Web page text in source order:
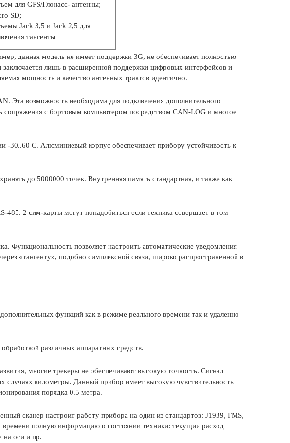
для GPS/Глонасс- антенны;
SD;
Jack 3,5 и Jack 2,5 для
тангенты
данная модель не имеет поддержки 3G, не обеспечивает полностью
лишь в расширенной поддержки цифровых интерфейсов и
мощность и качество антенных трактов идентично.
Эта возможность необходима для подключения дополнительного
сопряжения с бортовым компьютером посредством CAN-LOG и многое
-30..60 С. Алюминиевый корпус обеспечивает прибору устойчивость к
до 5000000 точек. Внутренняя память стандартная, и также как
2 сим-карты могут понадобиться если техника совершает в том
позволяет настроить автоматические уведомления
«тангенту», подобно симплексной связи, широко распространенной в
функций как в режиме реального времени так и удаленно
различных аппаратных средств.
многие трекеры не обеспечивают высокую точность. Сигнал
километры. Данный прибор имеет высокую чувствительность
порядка 0.5 метра.
сканер настроит работу прибора на один из стандартов: J1939, FMS,
полную информацию о состоянии техники: текущий расход
на оси и пр.